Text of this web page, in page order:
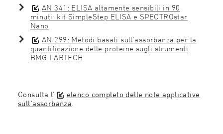
AN 341: ELISA altamente sensibili in 90
minuti: kit SimpleStep ELISA e SPECTROstar
Nano
AN 299: Metodi basati sull’assorbanza per la
quantificazione delle proteine sugli strumenti
BMG LABTECH
Consulta l' elenco completo delle note applicative
sull'assorbanza.